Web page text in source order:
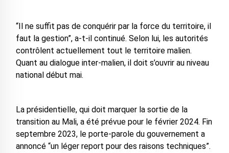
“Il ne suffit pas de conquérir par la force du territoire, il
faut la gestion”, a-t-il continué. Selon lui, les autorités
contrôlent actuellement tout le territoire malien.
Quant au dialogue inter-malien, il doit s’ouvrir au niveau
national début mai.
La présidentielle, qui doit marquer la sortie de la
transition au Mali, a été prévue pour le février 2024. Fin
septembre 2023, le porte-parole du gouvernement a
annoncé “un léger report pour des raisons techniques”.